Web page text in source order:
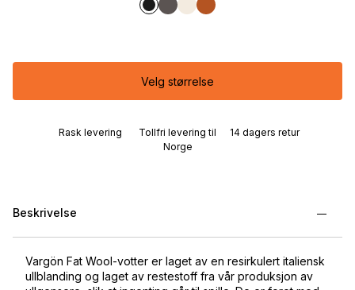
Velg størrelse
Rask levering
Tollfri levering til
Norge
14 dagers retur
Beskrivelse
Vargön Fat Wool-votter er laget av en resirkulert italiensk
ullblanding og laget av restestoff fra vår produksjon av